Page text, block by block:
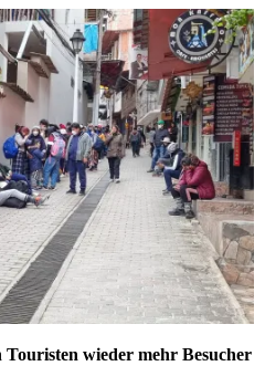
Touristen wieder mehr Besucher